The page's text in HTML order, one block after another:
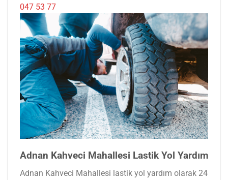
047 53 77
Adnan Kahveci Mahallesi Lastik Yol Yardım
Adnan Kahveci Mahallesi lastik yol yardım olarak 24